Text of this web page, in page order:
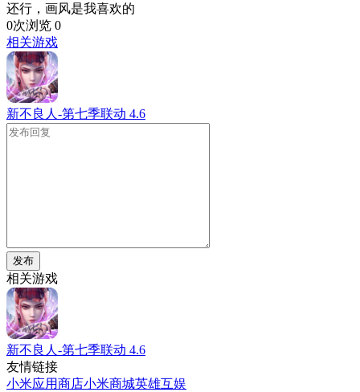
还行，画风是我喜欢的
0次浏览 0
相关游戏
新不良人-第七季联动 4.6
发布
相关游戏
新不良人-第七季联动 4.6
友情链接
小米应用商店小米商城英雄互娱